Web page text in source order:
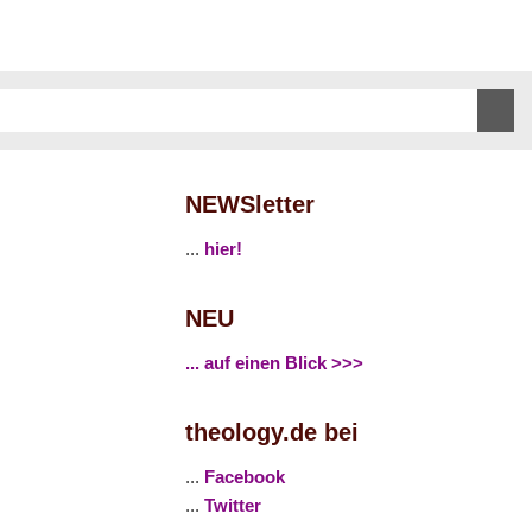
NEWSletter
... hier!
NEU
... auf einen Blick >>>
theology.de bei
... Facebook
... Twitter